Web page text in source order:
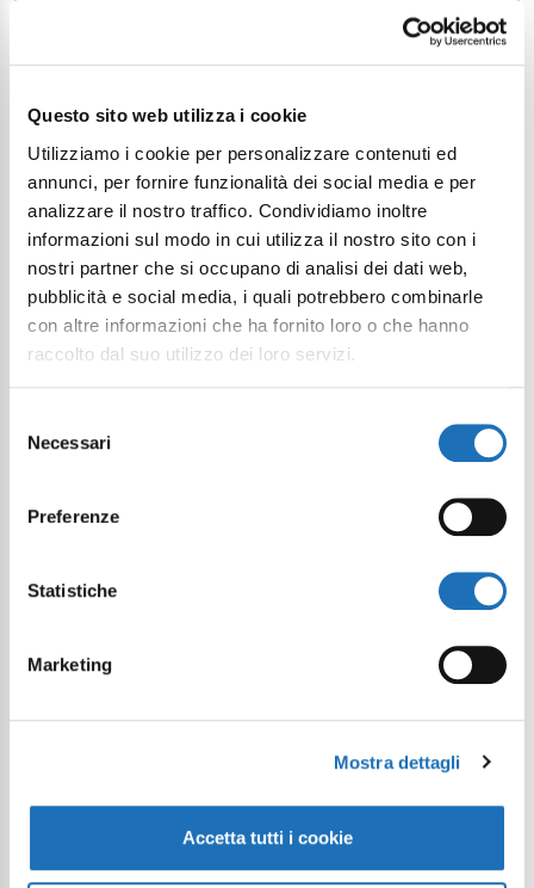
Questo sito web utilizza i cookie
Utilizziamo i cookie per personalizzare contenuti ed
annunci, per fornire funzionalità dei social media e per
analizzare il nostro traffico. Condividiamo inoltre
informazioni sul modo in cui utilizza il nostro sito con i
nostri partner che si occupano di analisi dei dati web,
pubblicità e social media, i quali potrebbero combinarle
con altre informazioni che ha fornito loro o che hanno
raccolto dal suo utilizzo dei loro servizi.
delNecessari
Preferenze
Statistiche
Marketing
Mostra dettagli
Accetta tutti i cookie